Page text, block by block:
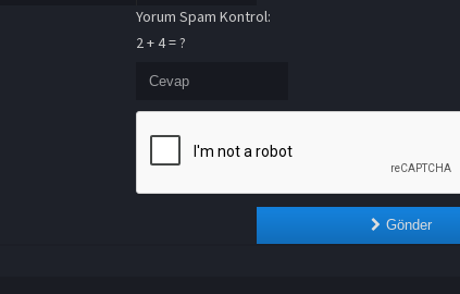
Yorum Spam Kontrol:
2 + 4 = ?
Gönder